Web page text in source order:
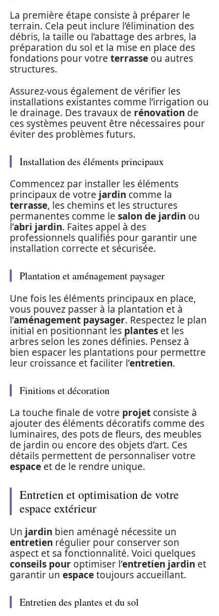
La première étape consiste à préparer le
terrain. Cela peut inclure l’élimination des
débris, la taille ou l’abattage des arbres, la
préparation du sol et la mise en place des
fondations pour votre terrasse ou autres
structures.
Assurez-vous également de vérifier les
installations existantes comme l’irrigation ou
le drainage. Des travaux de rénovation de
ces systèmes peuvent être nécessaires pour
éviter des problèmes futurs.
Installation des éléments principaux
Commencez par installer les éléments
principaux de votre jardin comme la
terrasse, les chemins et les structures
permanentes comme le salon de jardin ou
l’abri jardin. Faites appel à des
professionnels qualifiés pour garantir une
installation correcte et sécurisée.
Plantation et aménagement paysager
Une fois les éléments principaux en place,
vous pouvez passer à la plantation et à
l’aménagement paysager. Respectez le plan
initial en positionnant les plantes et les
arbres selon les zones définies. Pensez à
bien espacer les plantations pour permettre
leur croissance et faciliter l’entretien.
Finitions et décoration
La touche finale de votre projet consiste à
ajouter des éléments décoratifs comme des
luminaires, des pots de fleurs, des meubles
de jardin ou encore des objets d’art. Ces
détails permettent de personnaliser votre
espace et de le rendre unique.
Entretien et optimisation de votre
espace extérieur
Un jardin bien aménagé nécessite un
entretien régulier pour conserver son
aspect et sa fonctionnalité. Voici quelques
conseils pour optimiser l’entretien jardin et
garantir un espacetoujours accueillant.
Entretien des plantes et du sol